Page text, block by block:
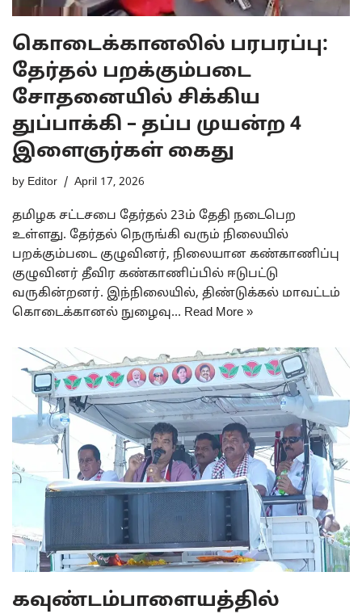
கொடைக்கானலில் பரபரப்பு:
தேர்தல் பறக்கும்படை
சோதனையில் சிக்கிய
துப்பாக்கி – தப்ப முயன்ற 4
இளைஞர்கள் கைது
by Editor April 17, 2026
தமிழக சட்டசபை தேர்தல் 23ம் தேதி நடைபெற
உள்ளது. தேர்தல் நெருங்கி வரும் நிலையில்
பறக்கும்படை குழுவினர், நிலையான கண்காணிப்பு
குழுவினர் தீவிர கண்காணிப்பில் ஈடுபட்டு
வருகின்றனர். இந்நிலையில், திண்டுக்கல் மாவட்டம்
கொடைக்கானல் நுழைவு… Read More »
கவுண்டம்பாளையத்தில்